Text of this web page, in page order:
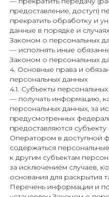
предоставление, доступ)
прекратить обработку и
данные в порядке и
Законом о персональных
— исполнять иные
Законом о персональных
4. Основные права и
персональных данных
4.1. Субъекты
— получать информацию,
персональных данных, за
предусмотренных
предоставляются
Оператором в доступной
содержаться
к другим субъектам
за исключением случаев,
основания для раскрытия
Перечень информации и